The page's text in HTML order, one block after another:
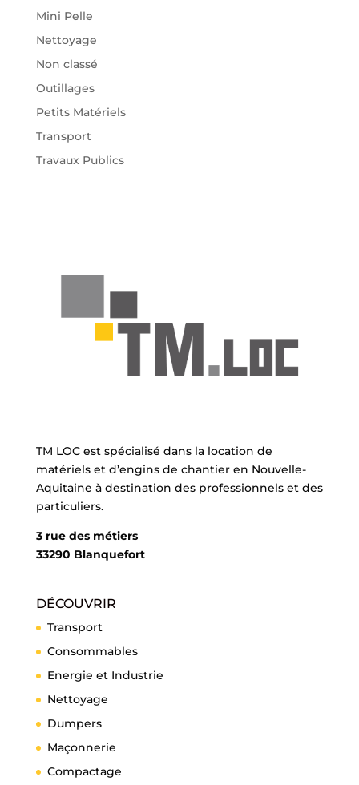
Mini Pelle
Nettoyage
Non classé
Outillages
Petits Matériels
Transport
Travaux Publics
TM LOC est spécialisé dans la location de
matériels et d’engins de chantier en Nouvelle-
Aquitaine à destination des professionnels et des
particuliers.
3 rue des métiers
33290 Blanquefort
DÉCOUVRIR
Transport
Consommables
Energie et Industrie
Nettoyage
Dumpers
Maçonnerie
Compactage